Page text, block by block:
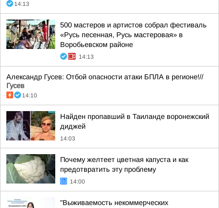
14:13
500 мастеров и артистов собрал фестиваль
«Русь песенная, Русь мастеровая» в
Воробьевском районе
14:13
Александр Гусев: Отбой опасности атаки БПЛА в регионе!//
Гусев
14:10
Найден пропавший в Таиланде воронежский
диджей
14:03
Почему желтеет цветная капуста и как
предотвратить эту проблему
14:00
"Выживаемость некоммерческих